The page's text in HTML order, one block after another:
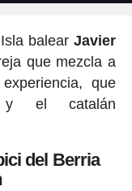
balearJavier
que mezcla a
que
y el catalán
del Berria